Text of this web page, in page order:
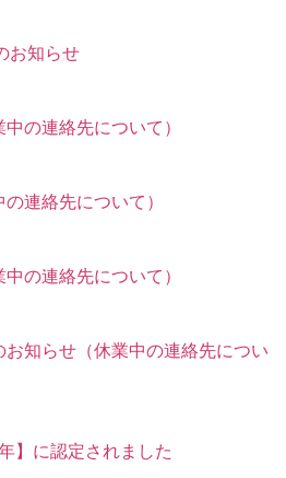
お知らせ
の連絡先について）
連絡先について）
の連絡先について）
知らせ（休業中の連絡先につい
】に認定されました